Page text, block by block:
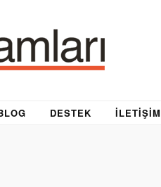
DESTEK İLETIŞIM